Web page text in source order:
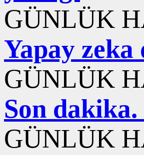
GÜNLÜK
Yapay
GÜNLÜK
Son dakika.
GÜNLÜK